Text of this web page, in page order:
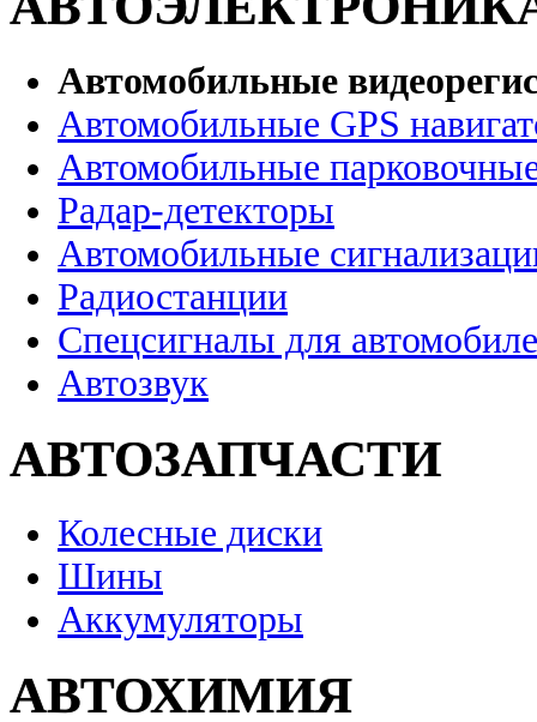
Автомобильные
Автомобильные GPS
Автомобильные
Радар-детекторы
Автомобильные
Радиостанции
Спецсигналы для
Автозвук
АВТОЗАПЧАСТИ
Колесные диски
Шины
Аккумуляторы
АВТОХИМИЯ